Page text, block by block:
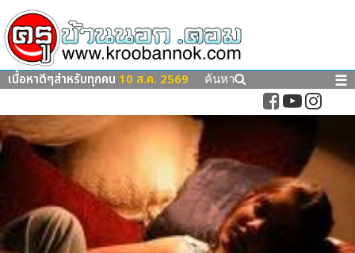
เนื้อหาดีๆสำหรับทุกคน 10 ส.ค. 2569 ค้นหา ☰